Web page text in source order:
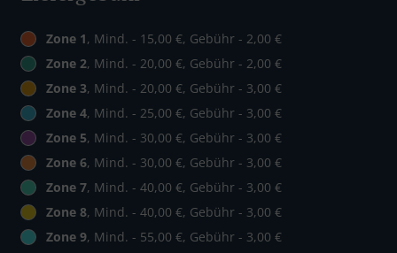
Zone 1, Mind. - 15,00 €, Gebühr - 2,00 €
Zone 2, Mind. - 20,00 €, Gebühr - 2,00 €
Zone 3, Mind. - 20,00 €, Gebühr - 3,00 €
Zone 4, Mind. - 25,00 €, Gebühr - 3,00 €
Zone 5, Mind. - 30,00 €, Gebühr - 3,00 €
Zone 6, Mind. - 30,00 €, Gebühr - 3,00 €
Zone 7, Mind. - 40,00 €, Gebühr - 3,00 €
Zone 8, Mind. - 40,00 €, Gebühr - 3,00 €
Zone 9, Mind. - 55,00 €, Gebühr - 3,00 €